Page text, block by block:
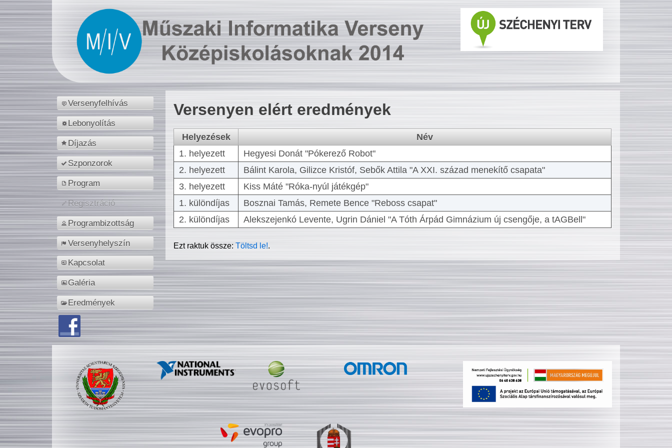
Versenyfelhívás
Lebonyolítás
Díjazás
Szponzorok
Program
Regisztráció
Programbizottság
Versenyhelyszín
Kapcsolat
Galéria
Eredmények
Versenyen elért eredmények
Helyezések
Név
1. helyezett
Hegyesi Donát "Pókerező Robot"
2. helyezett
Bálint Karola, Gilizce Kristóf, Sebők Attila "A XXI. század menekítő csapata"
3. helyezett
Kiss Máté "Róka-nyúl játékgép"
1. különdíjas
Bosznai Tamás, Remete Bence "Reboss csapat"
2. különdíjas
Alekszejenkó Levente, Ugrin Dániel "A Tóth Árpád Gimnázium új csengője, a tAGBell"
Ezt raktuk össze:Töltsd le!.